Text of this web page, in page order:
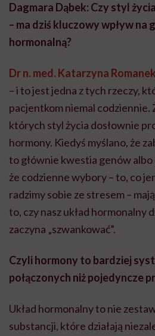
Dagmara Dąbek: Czy styl
– ma dziś kluczowy wpływ na
hormonalną?
Dr n. med. Katarzyna
– i to jest jedna z tych rzeczy,
pacjentkom niemal codziennie.
których styl życia dosłownie
hormony. Kiedyś myślano, że
to głównie kwestia genów
że codzienne wybory – to, co
radzimy sobie ze stresem –
to, czy nasz układ hormonalny
zaczyna „szwankować”.
Czyli hormony to bardziej
połączonych niż pojedyncze
Układ hormonalny to nie
substancji, które działają